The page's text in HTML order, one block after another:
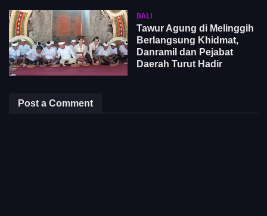
BALI
Tawur Agung di Melinggih
Berlangsung Khidmat,
Danramil dan Pejabat
Daerah Turut Hadir
Post a Comment